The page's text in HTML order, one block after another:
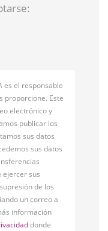
es el responsable
proporcione. Este
electrónico y
publicar los
sus datos
sus datos
ejercer sus
de los
un correo a
información
donde